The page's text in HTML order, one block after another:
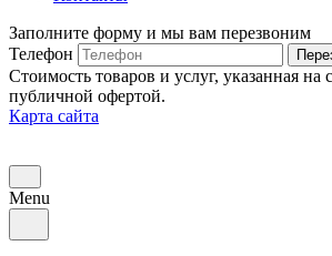
Заполните форму и мы вам перезвоним
Телефон
Стоимость товаров и услуг, указанная на
публичной офертой.
Карта сайта
Menu